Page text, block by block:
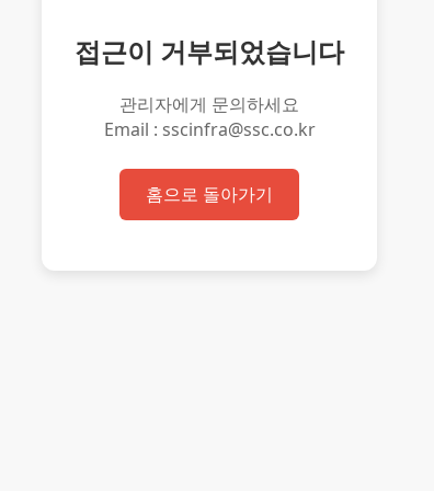
접근이 거부되었습니다
관리자에게 문의하세요
Email : sscinfra@ssc.co.kr
홈으로 돌아가기